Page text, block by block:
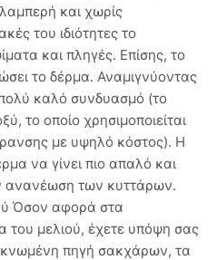
και χωρίς
του ιδιότητες το
και πληγές. Επίσης, το
το δέρμα. Αναμιγνύοντας
καλό συνδυασμό (το
το οποίο χρησιμοποιείται
με υψηλό κόστος). Η
να γίνει πιο απαλό και
ανανέωση των κυττάρων.
Όσον αφορά στα
του μελιού, έχετε υπόψη σας
πηγή σακχάρων, τα